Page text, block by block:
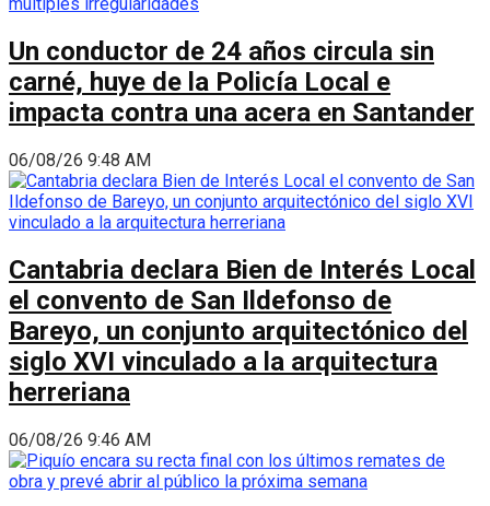
Un conductor de 24 años circula sin
carné, huye de la Policía Local e
impacta contra una acera en Santander
06/08/26 9:48 AM
Cantabria declara Bien de Interés Local
el convento de San Ildefonso de
Bareyo, un conjunto arquitectónico del
siglo XVI vinculado a la arquitectura
herreriana
06/08/26 9:46 AM